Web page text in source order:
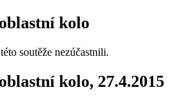
kolo
soutěže nezúčastnili.
kolo, 27.4.2015